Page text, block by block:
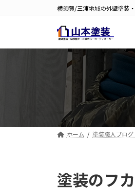
ツ
シ
横須賀/三浦地域の外壁塗装
ホーム 塗装職人ブログ
塗装のフ